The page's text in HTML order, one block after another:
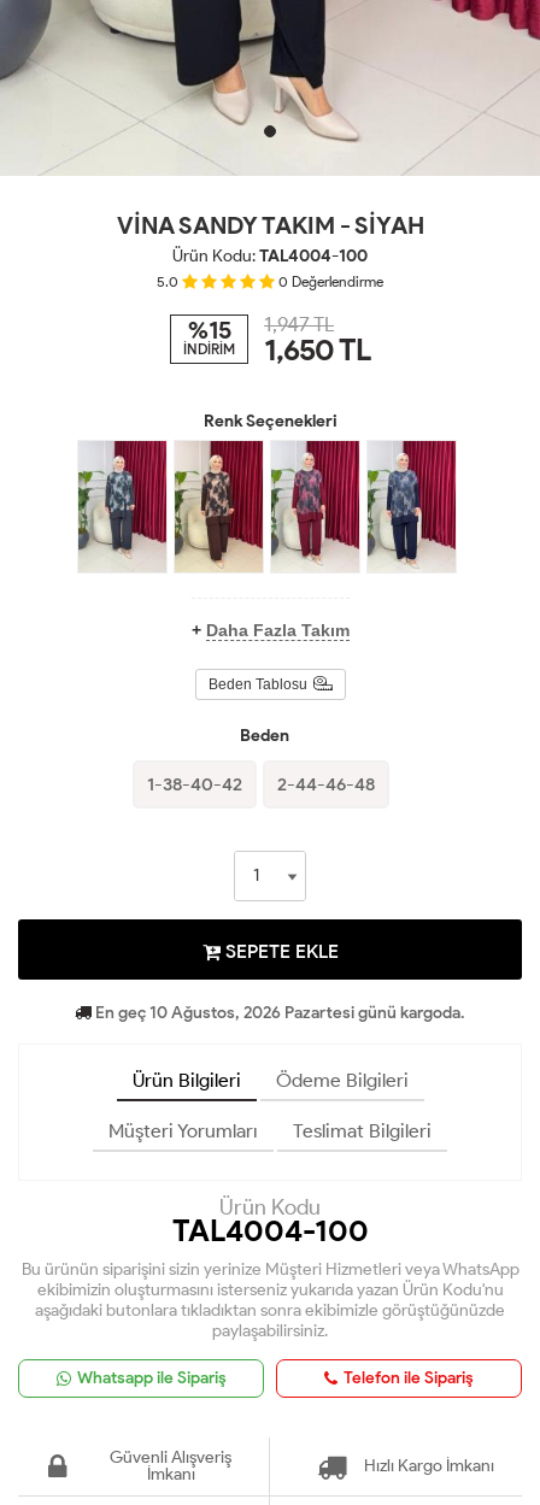
VİNA SANDY TAKIM - SİYAH
Ürün Kodu:TAL4004-100
5.0 0 Değerlendirme
%15
İNDİRİM
1,947 TL
1,650TL
Renk Seçenekleri
+ Daha Fazla Takım
Beden Tablosu
Beden
1-38-40-42 2-44-46-48
SEPETE EKLE
En geç 10 Ağustos, 2026 Pazartesi günü kargoda.
Ürün Bilgileri Ödeme Bilgileri
Müşteri Yorumları Teslimat Bilgileri
Ürün Kodu
TAL4004-100
Bu ürünün siparişini sizin yerinize Müşteri Hizmetleri veya WhatsApp
ekibimizin oluşturmasını isterseniz yukarıda yazan Ürün Kodu'nu
aşağıdaki butonlara tıkladıktan sonra ekibimizle görüştüğünüzde
paylaşabilirsiniz.
Whatsapp ile Sipariş Telefon ile Sipariş
Güvenli Alışveriş
İmkanı
Hızlı Kargo İmkanı